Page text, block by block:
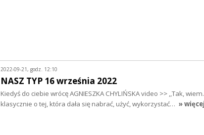
2022-09-21, godz. 12:10
NASZ TYP 16 września 2022
Kiedyś do ciebie wrócę AGNIESZKA CHYLIŃSKA video >> ,,Tak,
klasycznie o tej, która dała się nabrać, użyć, wykorzystać… » więcej